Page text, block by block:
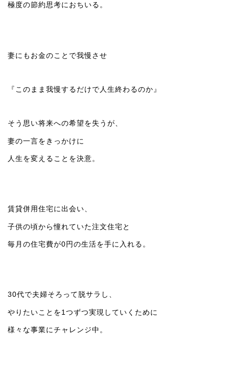
極度の節約思考におちいる。
妻にもお金のことで我慢させ
『このまま我慢するだけで人生終わるのか』
そう思い将来への希望を失うが、
妻の一言をきっかけに
人生を変えることを決意。
賃貸併用住宅に出会い、
子供の頃から憧れていた注文住宅と
毎月の住宅費が0円の生活を手に入れる。
30代で夫婦そろって脱サラし、
やりたいことを1つずつ実現していくために
様々な事業にチャレンジ中。